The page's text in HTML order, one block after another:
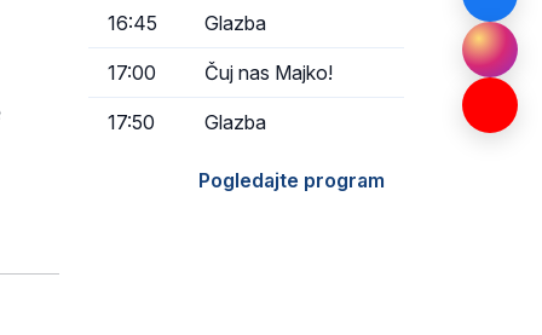
16:45 Glazba
17:00 Čuj nas Majko!
17:50 Glazba
Pogledajte program